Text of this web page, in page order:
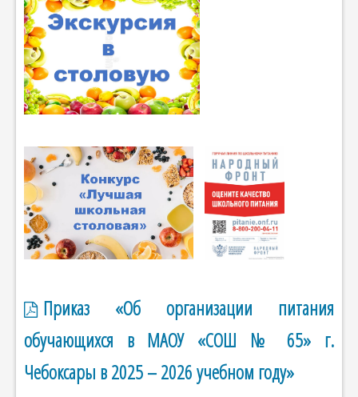
Приказ «Об организации питания
обучающихся в МАОУ «СОШ № 65» г.
Чебоксары в 2025 – 2026 учебном году»